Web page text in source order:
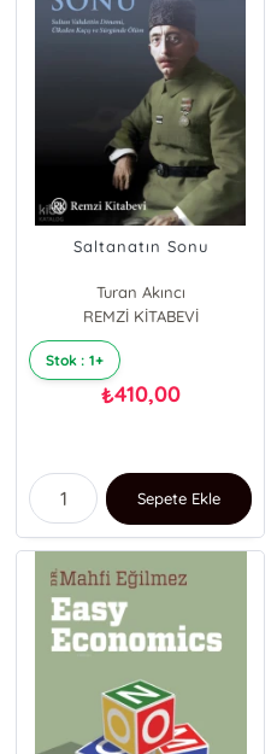
Saltanatın Sonu
Turan Akıncı
REMZİ KİTABEVİ
Stok : 1+
₺410,00
Sepete Ekle